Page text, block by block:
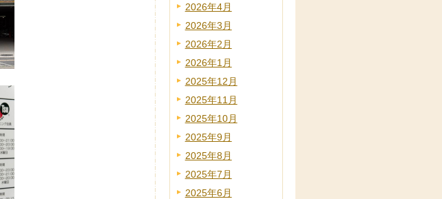
2026年4月
2026年3月
2026年2月
2026年1月
2025年12月
2025年11月
2025年10月
2025年9月
2025年8月
2025年7月
2025年6月